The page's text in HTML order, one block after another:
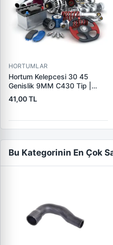
HORTUMLAR
Hortum Kelepcesi 30 45
Genislik 9MM C430 Tip |
ERBI C430 30-45
41,00 TL
Bu Kategorinin En Çok